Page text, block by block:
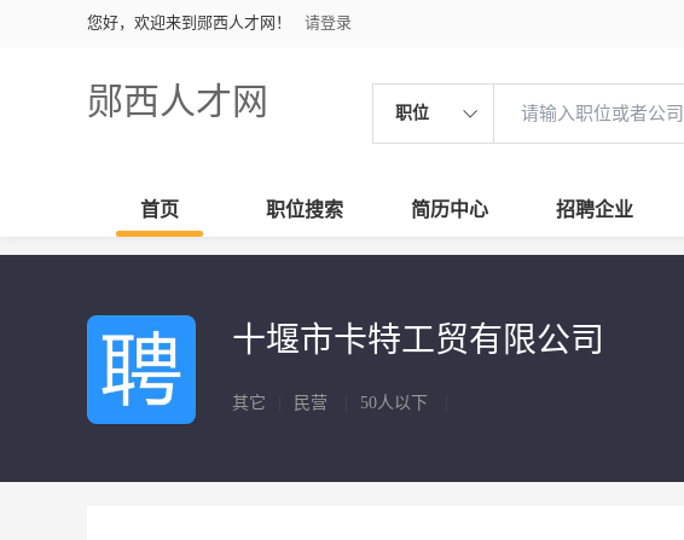
您好，欢迎来到郧西人才网！ 请登录
郧西人才网 职位
首页 职位搜索 简历中心 招聘企业
十堰市卡特工贸有限公司
其它 民营 50人以下